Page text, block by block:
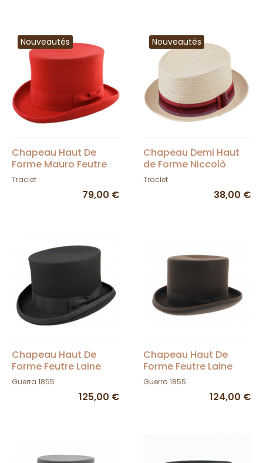
Nouveautés
Chapeau Haut De
Forme Mauro Feutre
Rouge - Traclet
Traclet
79,00 €
Nouveautés
Chapeau Demi Haut
de Forme Niccolò
Paille - Traclet
Traclet
38,00 €
Chapeau Haut De
Forme Feutre Laine
Noir - Guerra
Guerra 1855
125,00 €
Chapeau Haut De
Forme Feutre Laine
Marron - Guerra
Guerra 1855
124,00 €